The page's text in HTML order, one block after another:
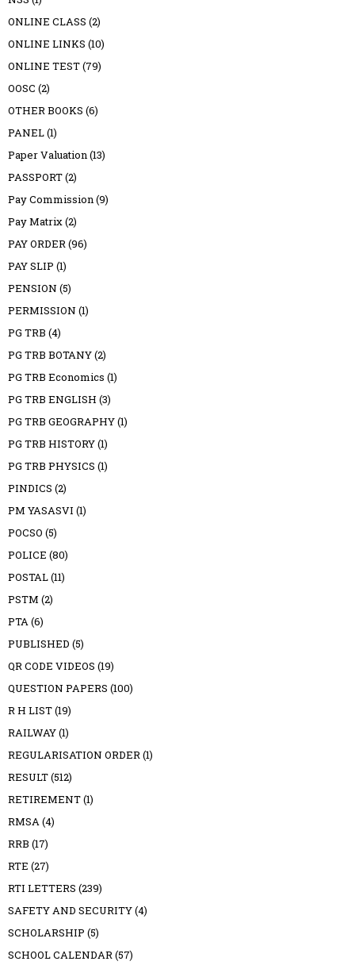
ONLINE CLASS (2)
ONLINE LINKS (10)
ONLINE TEST(79)
OOSC (2)
OTHER BOOKS (6)
PANEL(1)
Paper Valuation(13)
PASSPORT(2)
Pay Commission(9)
Pay Matrix(2)
PAY ORDER(96)
PAY SLIP (1)
PENSION (5)
PERMISSION (1)
PG TRB (4)
PG TRB BOTANY(2)
PG TRB Economics (1)
PG TRB ENGLISH (3)
PG TRB GEOGRAPHY(1)
PG TRB HISTORY(1)
PG TRB PHYSICS (1)
PINDICS (2)
PM YASASVI (1)
POCSO (5)
POLICE (80)
POSTAL(11)
PSTM (2)
PTA(6)
PUBLISHED (5)
QR CODE VIDEOS (19)
QUESTION PAPERS (100)
R H LIST(19)
RAILWAY(1)
REGULARISATION ORDER(1)
RESULT(512)
RETIREMENT(1)
RMSA(4)
RRB (17)
RTE (27)
RTI LETTERS (239)
SAFETY AND SECURITY(4)
SCHOLARSHIP (5)
SCHOOL CALENDAR(57)